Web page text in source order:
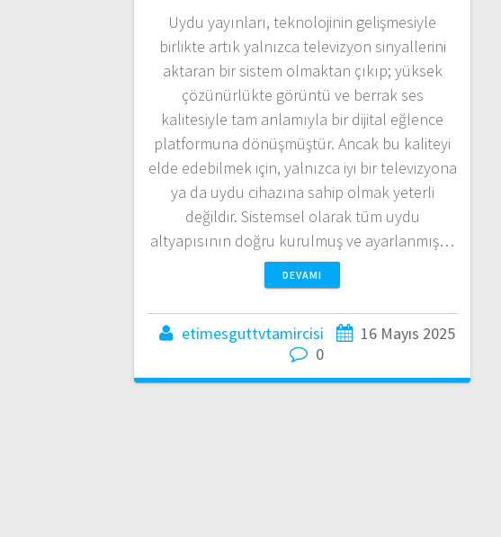
Uydu yayınları, teknolojinin gelişmesiyle
birlikte artık yalnızca televizyon sinyallerini
aktaran bir sistem olmaktan çıkıp; yüksek
çözünürlükte görüntü ve berrak ses
kalitesiyle tam anlamıyla bir dijital eğlence
platformuna dönüşmüştür. Ancak bu kaliteyi
elde edebilmek için, yalnızca iyi bir televizyona
ya da uydu cihazına sahip olmak yeterli
değildir. Sistemsel olarak tüm uydu
altyapısının doğru kurulmuş ve ayarlanmış…
DEVAMI
etimesguttvtamircisi
16 Mayıs 2025
0